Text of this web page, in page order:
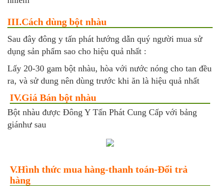
III.Cách dùng bột nhàu
Sau đây đông y tấn phát hướng dẫn quý người mua sử
dụng sản phẩm sao cho hiệu quả nhất :
Lấy 20-30 gam bột nhàu, hòa với nước nóng cho tan đều
ra, và sử dung nên dùng trước khi ăn là hiệu quả nhất
IV.Giá Bán bột nhàu
Bột nhàu được Đông Y Tấn Phát Cung Cấp với bảng
giánhư sau
V.Hình thức mua hàng-thanh toán-Đổi trả
hàng